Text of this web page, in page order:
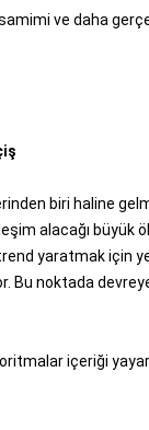
ve daha
biri haline
alacağı büyük
yaratmak için
Bu noktada
içeriği